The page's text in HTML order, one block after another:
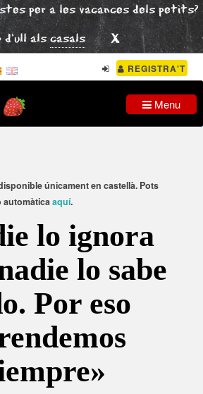
per a les vacances dels petits?
d'ull alscasals x
REGISTRA'T
Menu
únicament en castellà. Pots
automàticaaquí.
lo ignora
lo sabe
Por eso